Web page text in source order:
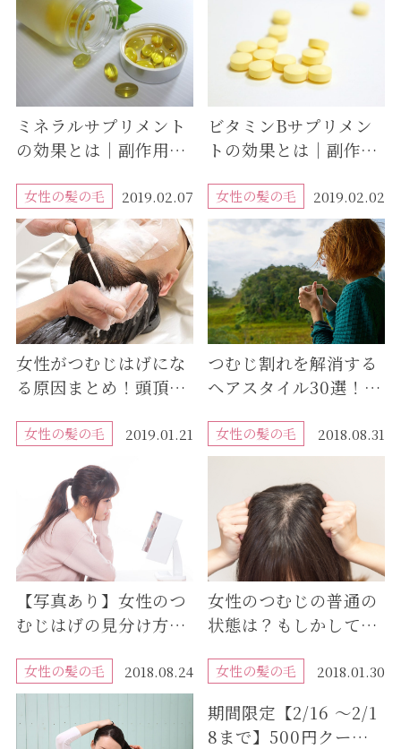
ミネラルサプリメント
の効果とは｜副作用や
ングも紹介
ビタミンBサプリメン
トの効果とは｜副作用
ミングも紹介
女性の髪の毛 2019.02.07
女性がつむじはげにな
る原因まとめ！頭頂部
すための薄毛の対策方
女性の髪の毛 2019.02.02
つむじ割れを解消する
ヘアスタイル30選！薄
ゃれな髪型を紹介
女性の髪の毛 2019.01.21
【写真あり】女性のつ
むじはげの見分け方｜
を解説
女性の髪の毛 2018.08.31
女性のつむじの普通の
状態は？もしかしてつ
は？
女性の髪の毛 2018.08.24 女性の髪の毛 2018.01.30
期間限定【2/16 ～2/1
8まで】500円クーポ